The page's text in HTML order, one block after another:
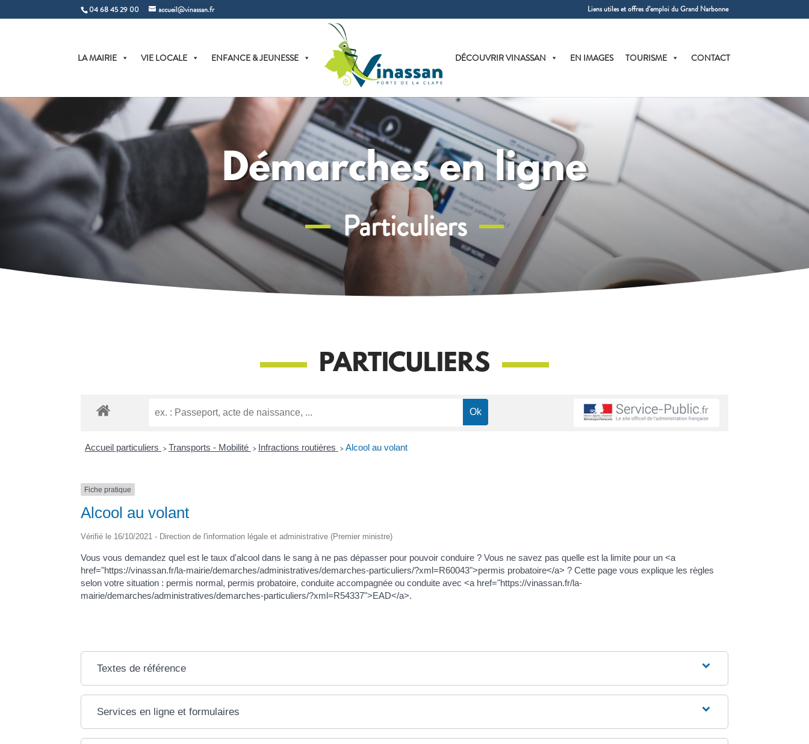
04 68 45 29 00 accueil@vinassan.fr Liens utiles et offres d’emploi du Grand Narbonne
LA MAIRIE VIE LOCALE ENFANCE & JEUNESSE DÉCOUVRIR VINASSAN EN IMAGES TOURISME CONTACT
Démarches en ligne
Particuliers
PARTICULIERS
Accueil particuliers > Transports - Mobilité > Infractions routières > Alcool au volant
Fiche pratique
Alcool au volant
Vérifié le 16/10/2021 - Direction de l'information légale et administrative (Premier ministre)
Vous vous demandez quel est le taux d'alcool dans le sang à ne pas dépasser pour pouvoir conduire ? Vous ne savez pas quelle est la limite pour un <a
href="https://vinassan.fr/la-mairie/demarches/administratives/demarches-particuliers/?xml=R60043">permis probatoire</a> ? Cette page vous explique les règles
selon votre situation : permis normal, permis probatoire, conduite accompagnée ou conduite avec <a href="https://vinassan.fr/la-
mairie/demarches/administratives/demarches-particuliers/?xml=R54337">EAD</a>.
Textes de référence
Services en ligne et formulaires